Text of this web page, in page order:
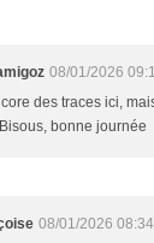
08/01/2026
des traces ici,
bonne journée
08/01/2026 08:34